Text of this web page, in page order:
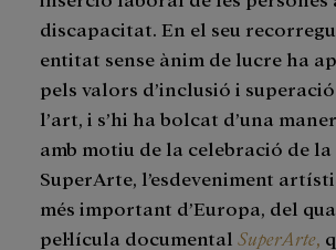
discapacitat. En el seu
entitat sense ànim de lucre ha
pels valors d’inclusió i
l’art, i s’hi ha bolcat d’una
amb motiu de la celebració de la
SuperArte, l’esdeveniment
més important d’Europa, del
pel·lícula documental SuperArte